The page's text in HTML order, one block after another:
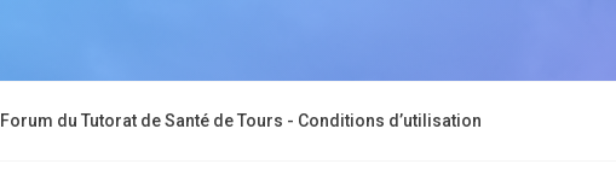
Forum du Tutorat de Santé de Tours - Conditions d’utilisation